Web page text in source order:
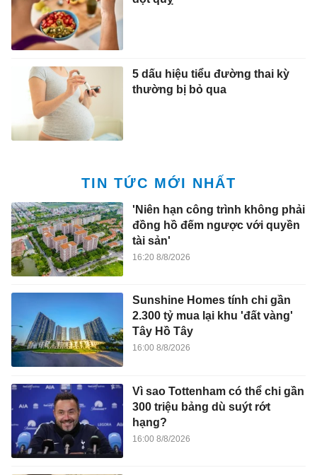
5 dấu hiệu tiểu đường thai kỳ
thường bị bỏ qua
TIN TỨC MỚI NHẤT
'Niên hạn công trình không phải
đồng hồ đếm ngược với quyền
tài sản'
16:20 8/8/2026
Sunshine Homes tính chi gần
2.300 tỷ mua lại khu 'đất vàng'
Tây Hồ Tây
16:00 8/8/2026
Vì sao Tottenham có thể chi gần
300 triệu bảng dù suýt rớt
hạng?
16:00 8/8/2026